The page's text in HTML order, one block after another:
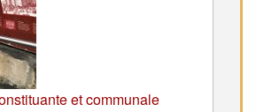
et communale